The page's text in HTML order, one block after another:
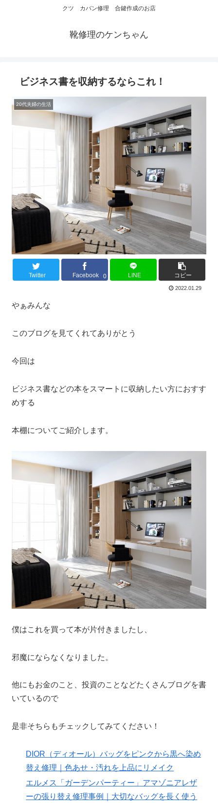
クツ カバン修理 合鍵作成のお店
靴修理のケンちゃん
ビジネス書を収納するならこれ！
20代夫婦の生活
Twitter Facebook 0 LINE コピー
2022.01.29
やぁみんな
このブログを見てくれてありがとう
今回は
ビジネス書などの本をスマートに収納したい方におすす
めする
本棚についてご紹介します。
僕はこれを買って本が片付きましたし、
邪魔にならなくなりました。
他にもお金のこと、投資のことなどたくさんブログを書
いているので
是非そちらもチェックしてみてください！
DIOR（ディオール）バッグをピンクから黒へ染め
替え修理｜色あせ・汚れを上品にリメイク
エルメス「ガーデンパーティー」アマゾニアレザ
ーの張り替え修理事例｜大切なバッグを長く使う